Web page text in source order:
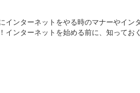
インターネットをやる時のマナーやイン
インターネットを始める前に、知ってお